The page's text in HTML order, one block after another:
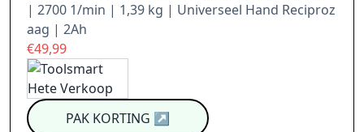
| 2700 1/min | 1,39 kg | Universeel Hand Reciproz
aag | 2Ah
€49,99
PAK KORTING ↗